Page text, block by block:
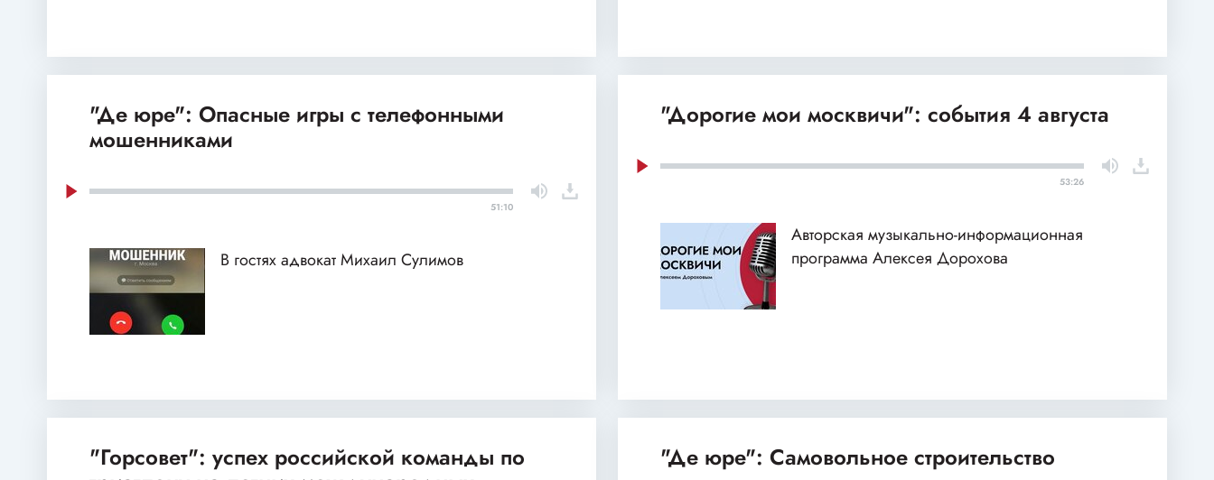
"Де юре": Опасные игры с телефонными
мошенниками
51:10
В гостях адвокат Михаил Сулимов
"Дорогие мои москвичи": события 4 августа
53:26
Авторская музыкально-информационная
программа Алексея Дорохова
"Горсовет": успех российской команды по
"Де юре": Самовольное строительство